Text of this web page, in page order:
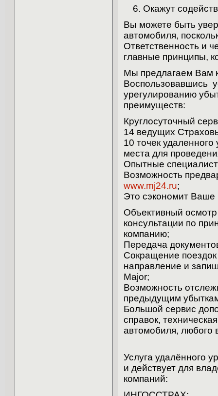
Окажут
Вы можете быть
автомобиля,
Ответственность и
главные принципы,
Мы предлагаем Вам
Воспользовавшись
урегулированию
преимуществ:
Круглосуточный
14 ведущих
10 точек
места для
Опытные
Возможность
www.mj24.ru;
Это сэкономит Ваше
Объективный
консультации по
компанию;
Передача
Сокращение
направление и
Major;
Возможность
предыдущим
Большой сервис
справок,
автомобиля,
Услуга удалённого
и действует для
компаний: